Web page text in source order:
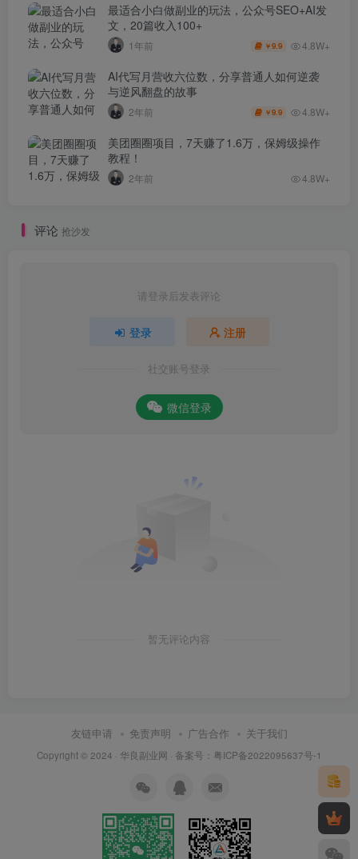
最适合小白做副业的玩法，公众号SEO+AI发
文，20篇收入100+
1年前 ￥9.9 4.8W+
AI代写月营收六位数，分享普通人如何逆袭
与逆风翻盘的故事
2年前 ￥9.9 4.8W+
美团圈圈项目，7天赚了1.6万，保姆级操作
教程！
2年前 4.8W+
评论 抢沙发
请登录后发表评论
登录 注册
社交账号登录
微信登录
暂无评论内容
友链申请 免责声明 广告合作 关于我们
Copyright © 2024 · 华良副业网 · 备案号： 粤ICP备2022095637号-1